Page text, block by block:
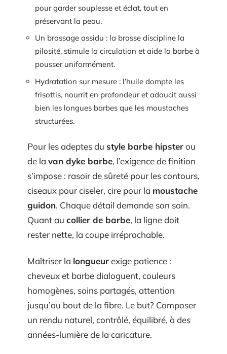
pour garder souplesse et éclat, tout en
préservant la peau.
Un brossage assidu : la brosse discipline la
pilosité, stimule la circulation et aide la barbe à
pousser uniformément.
Hydratation sur mesure : l’huile dompte les
frisottis, nourrit en profondeur et adoucit aussi
bien les longues barbes que les moustaches
structurées.
Pour les adeptes du style barbe hipsterou
de la van dyke barbe, l’exigence de finition
s’impose : rasoir de sûreté pour les contours,
ciseaux pour ciseler, cire pour la moustache
guidon. Chaque détail demande son soin.
Quant au collier de barbe, la ligne doit
rester nette, la coupe irréprochable.
Maîtriser la longueurexige patience :
cheveux et barbe dialoguent, couleurs
homogènes, soins partagés, attention
jusqu’au bout de la fibre. Le but? Composer
un rendu naturel, contrôlé, équilibré, à des
années-lumière de la caricature.